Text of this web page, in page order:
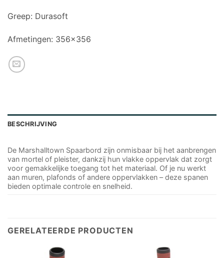
Greep: Durasoft
Afmetingen: 356×356
BESCHRIJVING
De Marshalltown Spaarbord zijn onmisbaar bij het aanbrengen
van mortel of pleister, dankzij hun vlakke oppervlak dat zorgt
voor gemakkelijke toegang tot het materiaal. Of je nu werkt
aan muren, plafonds of andere oppervlakken – deze spanen
bieden optimale controle en snelheid.
GERELATEERDE PRODUCTEN